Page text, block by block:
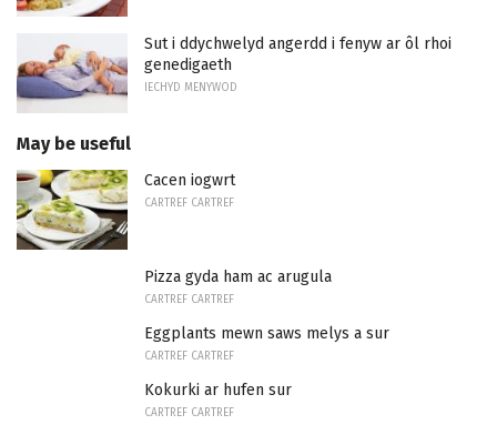
Sut i ddychwelyd angerdd i fenyw ar ôl rhoi
genedigaeth
IECHYD MENYWOD
May be useful
Cacen iogwrt
CARTREF CARTREF
Pizza gyda ham ac arugula
CARTREF CARTREF
Eggplants mewn saws melys a sur
CARTREF CARTREF
Kokurki ar hufen sur
CARTREF CARTREF